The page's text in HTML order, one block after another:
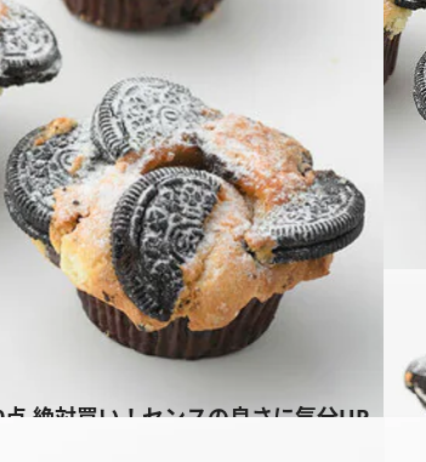
絶対買い！センスの良さに気分UP